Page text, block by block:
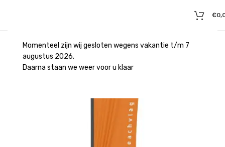
Momenteel zijn wij gesloten wegens vakantie t/m 7
augustus 2026.
Daarna staan we weer voor u klaar
€